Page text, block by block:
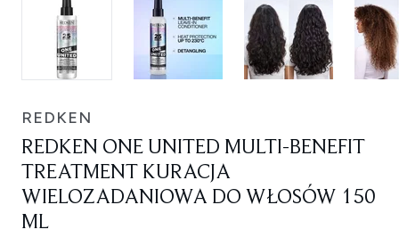
REDKEN
REDKEN ONE UNITED MULTI-BENEFIT
TREATMENT KURACJA
WIELOZADANIOWA DO WŁOSÓW 150
ML